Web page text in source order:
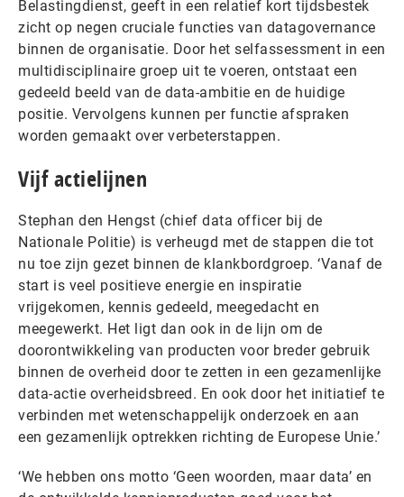
Belastingdienst, geeft in een relatief kort tijdsbestek
zicht op negen cruciale functies van datagovernance
binnen de organisatie. Door het selfassessment in een
multidisciplinaire groep uit te voeren, ontstaat een
gedeeld beeld van de data-ambitie en de huidige
positie. Vervolgens kunnen per functie afspraken
worden gemaakt over verbeterstappen.
Vijf actielijnen
Stephan den Hengst (chief data officer bij de
Nationale Politie) is verheugd met de stappen die tot
nu toe zijn gezet binnen de klankbordgroep. ‘Vanaf de
start is veel positieve energie en inspiratie
vrijgekomen, kennis gedeeld, meegedacht en
meegewerkt. Het ligt dan ook in de lijn om de
doorontwikkeling van producten voor breder gebruik
binnen de overheid door te zetten in een gezamenlijke
data-actie overheidsbreed. En ook door het initiatief te
verbinden met wetenschappelijk onderzoek en aan
een gezamenlijk optrekken richting de Europese Unie.’
‘We hebben ons motto ‘Geen woorden, maar data’ en